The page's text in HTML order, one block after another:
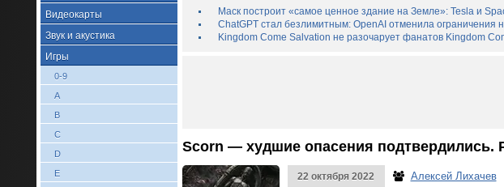
Видеокарты
Звук и акустика
Игры
0-9
A
B
C
D
E
Маск построит «самое ценное здание на Земле»: Tesla и
ChatGPT стал безлимитным: OpenAI отменила ограничения
Kingdom Come Salvation не разочарует фанатов Kingdom
Scorn — худшие опасения подтвердились.
22 октября 2022
Алексей Лихачев